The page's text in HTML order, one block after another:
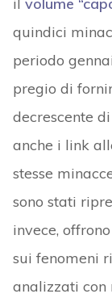
quindici
periodo
pregio di
decrescente
anche i link
stesse
sono stati
invece,
sui fenomeni
analizzati con